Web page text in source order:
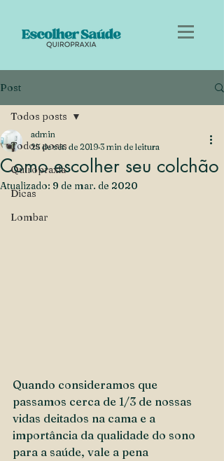
Post
Todos posts
Quiropraxia
Dicas
Lombar
Todos posts
Como escolher seu colchão
admin
25 de set. de 2019 3 min de leitura
Atualizado: 9 de mar. de 2020
Quando consideramos que
passamos cerca de 1/3 de nossas
vidas deitados na cama e a
importância da qualidade do sono
para a saúde, vale a pena